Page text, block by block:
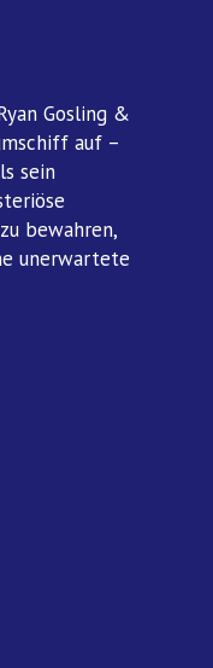
Gosling &
auf –
sein
bewahren,
unerwartete